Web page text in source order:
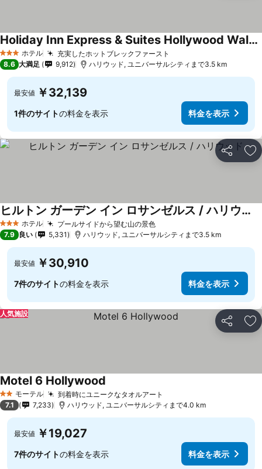
3 ホテルのランク
ホテル 充実したホットブレックファースト
Holiday Inn Express & Suites Hollywood Walk Of Fame By Ihg
8.6 大満足 9,912 ハリウッド, ユニバーサルシティまで3.5 km
最安値 ￥32,139
1件のサイトの料金を表示 料金を表示
シェア お
3 ホテルのランク
ホテル プールサイドから望む山の景色
ヒルトン ガーデン イン ロサンゼルス / ハリウッド
7.9 良い 5,331 ハリウッド, ユニバーサルシティまで3.5 km
最安値 ￥30,910
7件のサイトの料金を表示 料金を表示
シェア お
人気施設
2 ホテルのランク
モーテル 到着時にユニークなタオルアート
Motel 6 Hollywood
7.1 7,233 ハリウッド, ユニバーサルシティまで4.0 km
最安値 ￥19,027
7件のサイトの料金を表示 料金を表示